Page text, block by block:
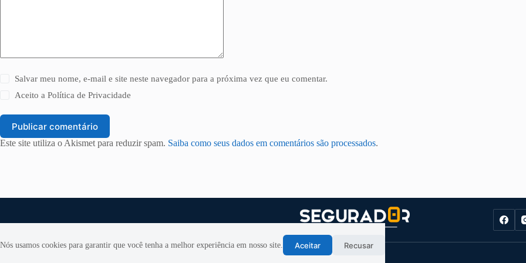
Nós usamos cookies para garantir que você tenha a melhor experiência em nosso site. Aceitar Recusar
Salvar meu nome, e-mail e site neste navegador para a próxima vez que eu comentar.
Aceito aPolítica de Privacidade
Publicar comentário
Este site utiliza o Akismet para reduzir spam. Saiba como seus dados em comentários são processados.
Copyright © 2026 Revista Segurador Brasil - Todos os direitos reservados. | Política de Privacidade